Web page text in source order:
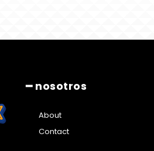
━ nosotros
About
Contact